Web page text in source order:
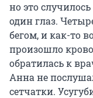
но это
один глаз.
бегом, и как-то
произошло
обратилась к
Анна не
сетчатки.